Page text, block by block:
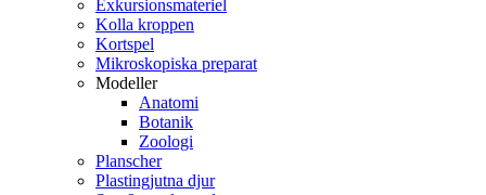
Exkursionsmateriel
Kolla kroppen
Kortspel
Mikroskopiska preparat
Modeller
Anatomi
Botanik
Zoologi
Planscher
Plastingjutna djur